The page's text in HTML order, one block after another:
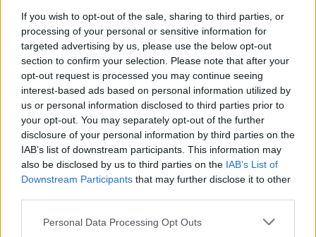
If you wish to opt-out of the sale, sharing to third parties, or
processing of your personal or sensitive information for
targeted advertising by us, please use the below opt-out
section to confirm your selection. Please note that after your
opt-out request is processed you may continue seeing
interest-based ads based on personal information utilized by
us or personal information disclosed to third parties prior to
your opt-out. You may separately opt-out of the further
disclosure of your personal information by third parties on the
IAB’s list of downstream participants. This information may
also be disclosed by us to third parties on the IAB’s List of
Downstream Participants that may further disclose it to other
Please note that this website/app uses one or more Google
Personal Data Processing Opt Outs
Követem
#BARÁTOK KÖZT #ADÁSRÉSZLETEK # TERHESSÉG
# VÉSZHELYZET FEKETE LUCA
#TRUCKENBROD FANNI #HARMATH SZONJA